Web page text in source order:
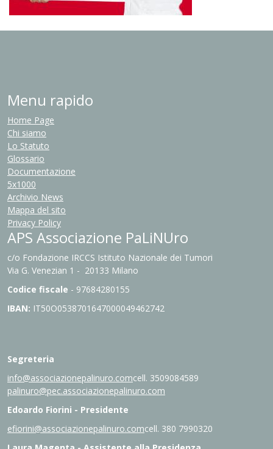
Menu rapido
Home Page
Chi siamo
Lo Statuto
Glossario
Documentazione
5x1000
Archivio News
Mappa del sito
Privacy Policy
APS Associazione PaLiNUro
c/o Fondazione IRCCS Istituto Nazionale dei Tumori
Via G. Venezian 1 - 20133 Milano
Codice fiscale - 97684280155
IBAN: IT50O0538701647000049462742
Segreteria
info@associazionepalinuro.comcell. 3509084589
palinuro@pec.associazionepalinuro.com
Edoardo Fiorini - Presidente
efiorini@associazionepalinuro.comcell. 380 7990320